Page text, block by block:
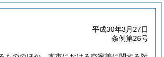
平成30年3月27日
条例第26号